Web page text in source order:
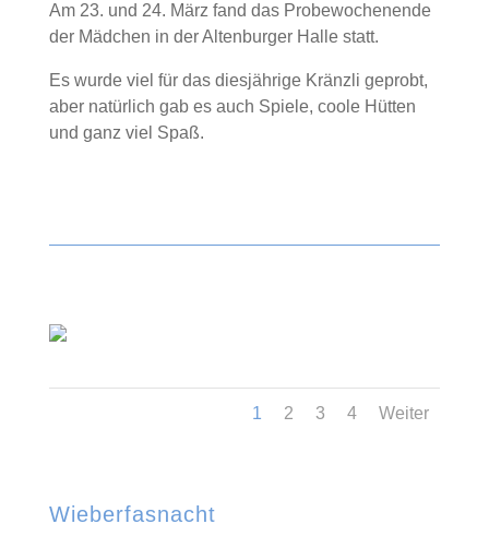
Am 23. und 24. März fand das Probewochenende
der Mädchen in der Altenburger Halle statt.
Es wurde viel für das diesjährige Kränzli geprobt,
aber natürlich gab es auch Spiele, coole Hütten
und ganz viel Spaß.
1 2 3 4 Weiter
Wieberfasnacht